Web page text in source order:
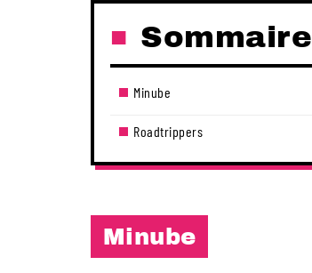
Sommaire
Minube
Roadtrippers
Minube